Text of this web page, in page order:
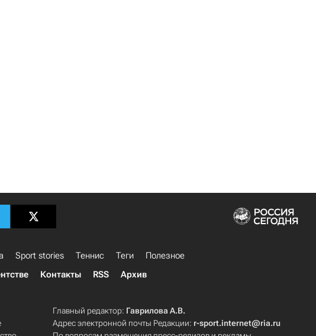
Sport stories Теннис Теги
Полезное
Контакты RSS Архив
Главный редактор: Гаврилова А.В.
Адрес электронной почты Редакции: r-sport.internet@ria.ru